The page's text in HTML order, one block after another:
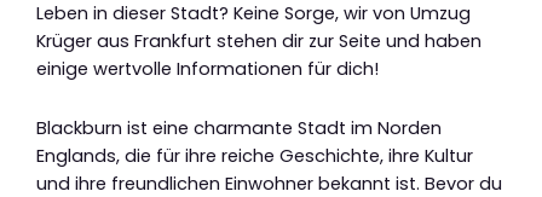
Leben in dieser Stadt? Keine Sorge, wir von Umzug
Krüger aus Frankfurt stehen dir zur Seite und haben
einige wertvolle Informationen für dich!
Blackburn ist eine charmante Stadt im Norden
Englands, die für ihre reiche Geschichte, ihre Kultur
und ihre freundlichen Einwohner bekannt ist. Bevor du